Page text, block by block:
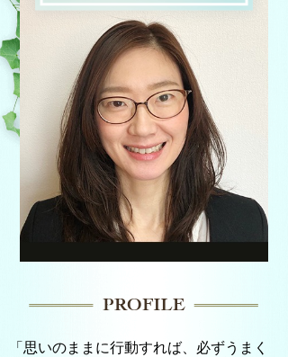
「思いのままに行動すれば、必ずうまく